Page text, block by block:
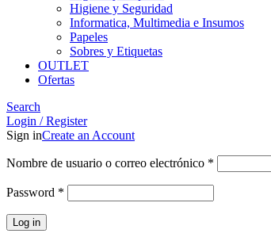
Higiene y Seguridad
Informatica, Multimedia e Insumos
Papeles
Sobres y Etiquetas
OUTLET
Ofertas
Search
Login / Register
Sign inCreate an Account
Nombre de usuario o correo electrónico *
Password *
Log in